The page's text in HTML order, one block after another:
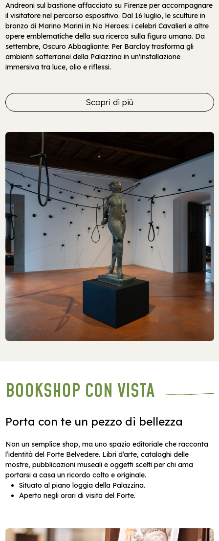
Andreoni sul bastione affacciato su Firenze per accompagnare
il visitatore nel percorso espositivo. Dal 16 luglio, le sculture in
bronzo di Marino Marini in No Heroes: i celebri Cavalieri e altre
opere emblematiche della sua ricerca sulla figura umana. Da
settembre, Oscuro Abbagliante: Per Barclay trasforma gli
ambienti sotterranei della Palazzina in un’installazione
immersiva tra luce, olio e riflessi.
Scopri di più
BOOKSHOP CON VISTA
Porta con te un pezzo di bellezza
Non un semplice shop, ma uno spazio editoriale che racconta
l’identità del Forte Belvedere. Libri d’arte, cataloghi delle
mostre, pubblicazioni museali e oggetti scelti per chi ama
portarsi a casa un ricordo colto e originale.
Situato al piano loggia della Palazzina.
Aperto negli orari di visita del Forte.